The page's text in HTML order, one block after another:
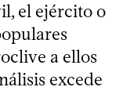
el ejército o
a ellos
excede